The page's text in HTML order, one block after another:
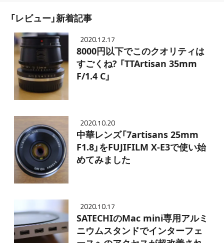
「レビュー」新着記事
2020.12.17
8000円以下でこのクオリティは
すごくね? 「TTArtisan 35mm
F/1.4 C」
2020.10.20
中華レンズ「7artisans 25mm
F1.8」をFUJIFILM X-E3で使い始
めてみました
2020.10.17
SATECHIのMac mini専用アルミ
ニウムスタンドでインターフェ